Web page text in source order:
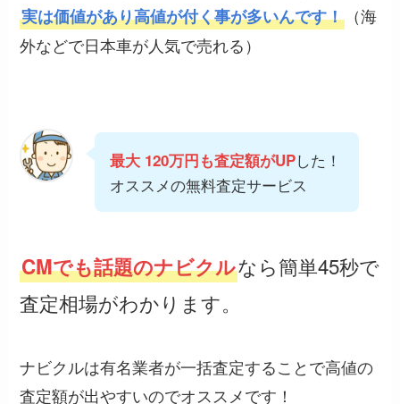
実は価値があり高値が付く事が多いんです！ （海
外などで日本車が人気で売れる）
最大 120万円も査定額がUPした！
オススメの無料査定サービス
CMでも話題のナビクルなら簡単45秒で
査定相場がわかります。
ナビクルは有名業者が一括査定することで高値の
査定額が出やすいのでオススメです！